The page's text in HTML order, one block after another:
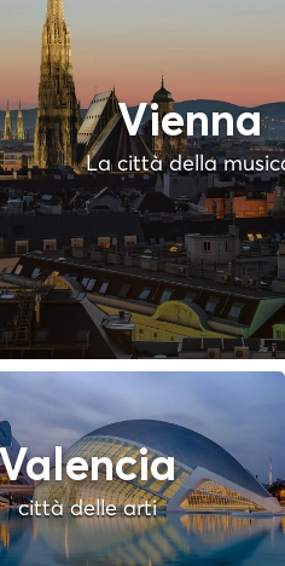
Vienna
La città della
città delle arti